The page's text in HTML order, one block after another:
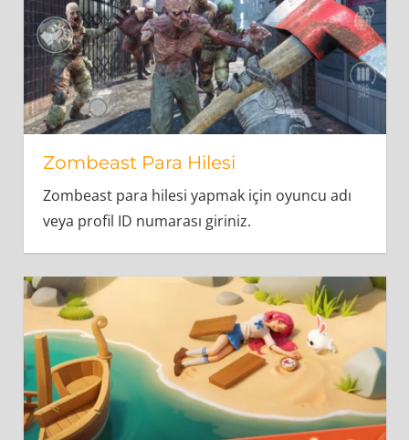
Zombeast Para Hilesi
Zombeast para hilesi yapmak için oyuncu adı
veya profil ID numarası giriniz.